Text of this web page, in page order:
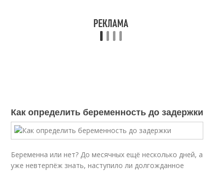
Как определить беременность до задержки
Беременна или нет? До месячных ещё несколько дней, а
уже невтерпёж знать, наступило ли долгожданное